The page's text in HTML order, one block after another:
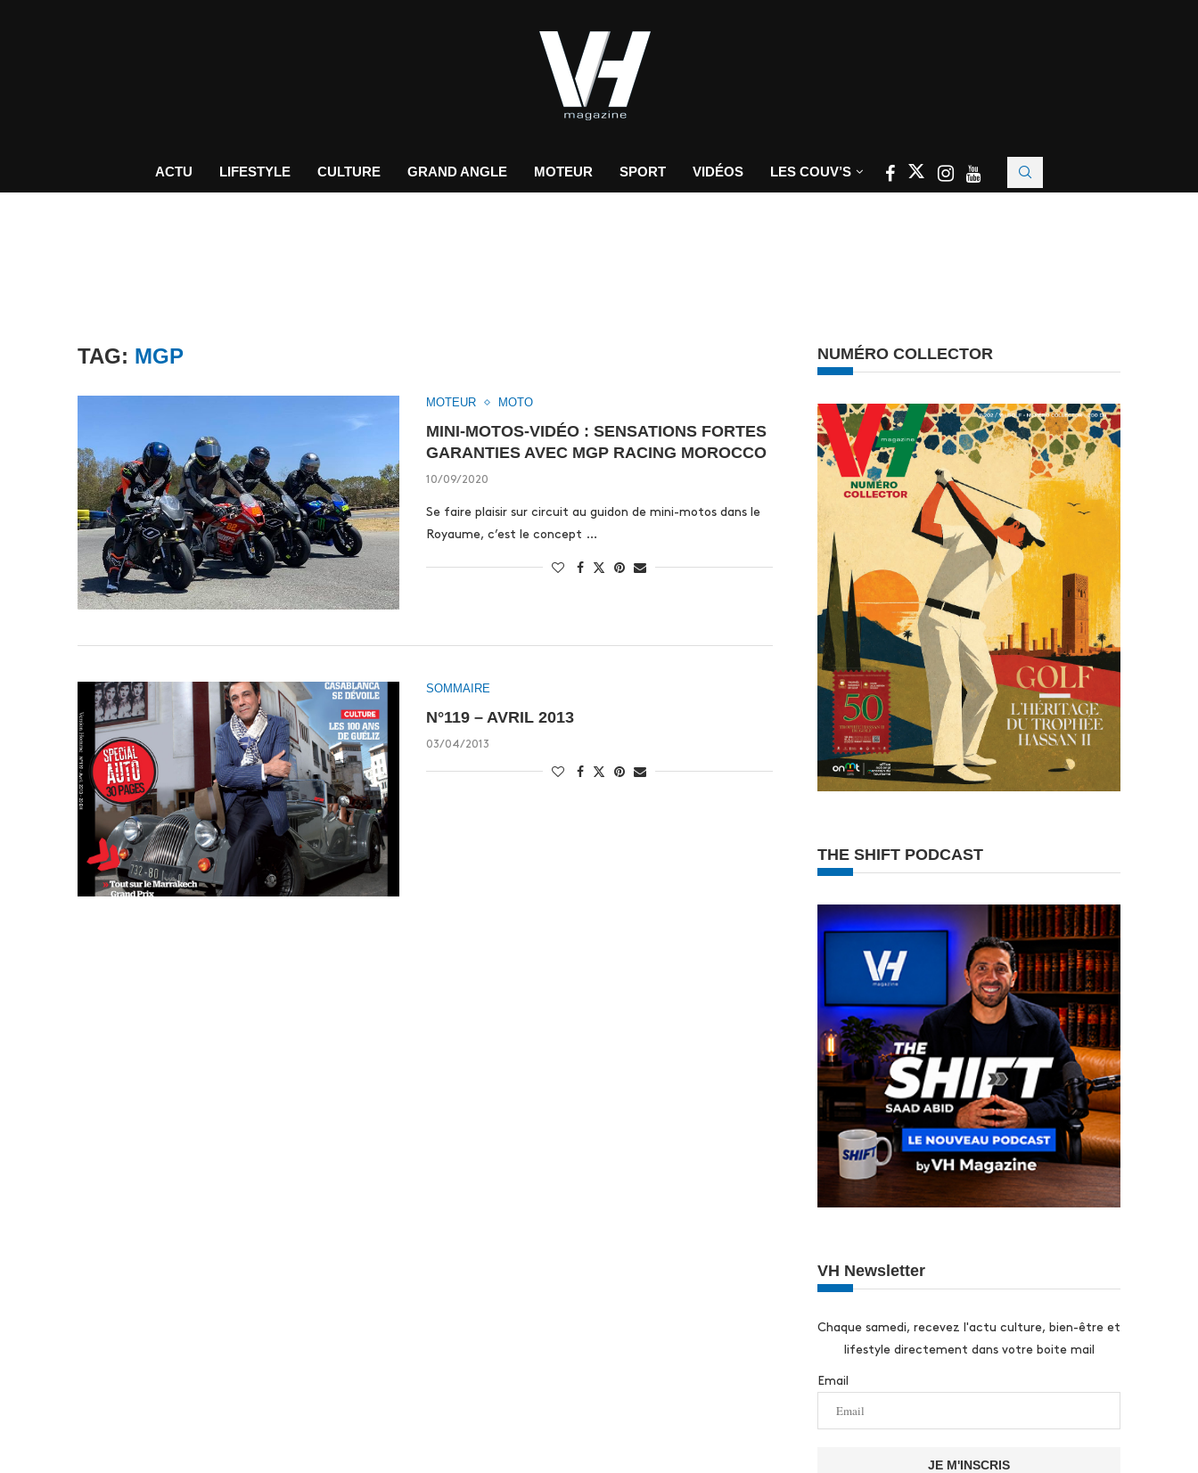
ACTU LIFESTYLE CULTURE GRAND ANGLE MOTEUR SPORT VIDÉOS LES COUV’S
TAG: MGP
MOTEUR MOTO
MINI-MOTOS-VIDÉO : SENSATIONS FORTES
GARANTIES AVEC MGP RACING MOROCCO
10/09/2020
Se faire plaisir sur circuit au guidon de mini-motos dans le
Royaume, c’est le concept …
SOMMAIRE
N°119 – AVRIL 2013
03/04/2013
NUMÉRO COLLECTOR
THE SHIFT PODCAST
VH Newsletter
Chaque samedi, recevez l'actu culture, bien-être et
lifestyle directement dans votre boite mail
Email
JE M'INSCRIS